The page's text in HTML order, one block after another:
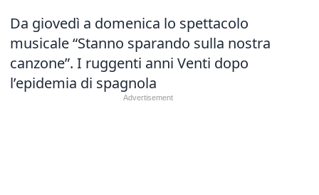
Da giovedì a domenica lo spettacolo
musicale “Stanno sparando sulla nostra
canzone”. I ruggenti anni Venti dopo
l’epidemia di spagnola